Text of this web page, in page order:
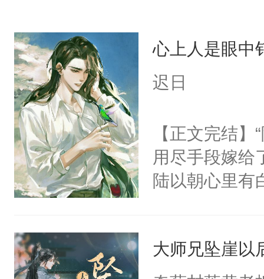
心上人是眼中
迟日
【正文完结
用尽手段嫁给
陆以朝心里有
情，他以为，
夜祁砚清缩在
大师兄坠崖以